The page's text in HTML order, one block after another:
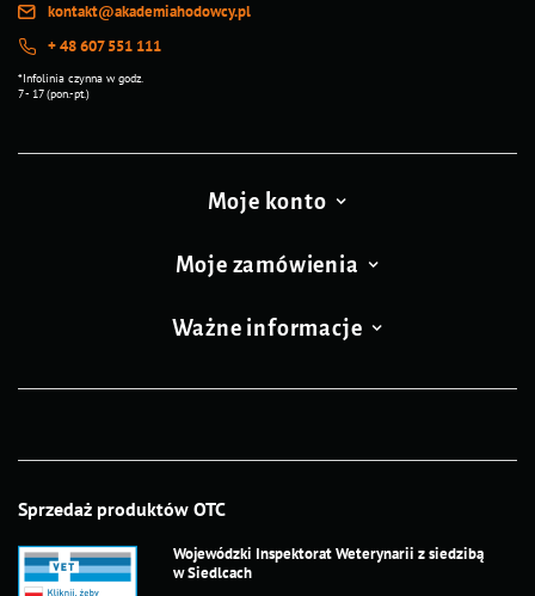
kontakt@akademiahodowcy.pl
+ 48 607 551 111
*Infolinia czynna w godz.
7 - 17 (pon.-pt.)
Moje konto
Moje zamówienia
Ważne informacje
Sprzedaż produktów OTC
Wojewódzki Inspektorat Weterynarii z siedzibą
w Siedlcach